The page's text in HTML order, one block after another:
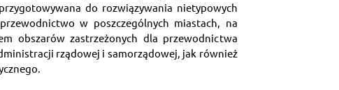
do rozwiązywania nietypowych
w poszczególnych miastach, na
obszarów zastrzeżonych dla przewodnictwa
rządowej i samorządowej, jak również